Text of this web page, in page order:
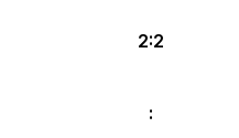
2:2
: